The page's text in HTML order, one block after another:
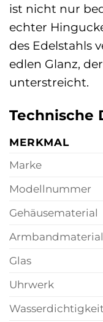
ist nicht nur
echter
des Edelstahls
edlen Glanz,
unterstreicht.
Technische
MERKMAL
Marke
Modellnummer
Gehäusematerial
Armbandmaterial
Glas
Uhrwerk
Wasserdichtigkeit